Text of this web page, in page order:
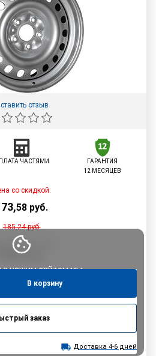
с нашим сайтом мы
. Продолжая использовать
сполитикой
отзыв
ЧАСТЯМИ
ГАРАНТИЯ
12 МЕСЯЦЕВ
со скидкой:
,58 руб.
185,24руб.
рассрочки:
185,24
В корзину
заказ
Доставка 4-6 дней